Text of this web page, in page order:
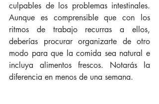
culpables de los problemas intestinales.
Aunque es comprensible que con los
ritmos de trabajo recurras a ellos,
deberías procurar organizarte de otro
modo para que la comida sea natural e
incluya alimentos frescos. Notarás la
diferencia en menos de una semana.